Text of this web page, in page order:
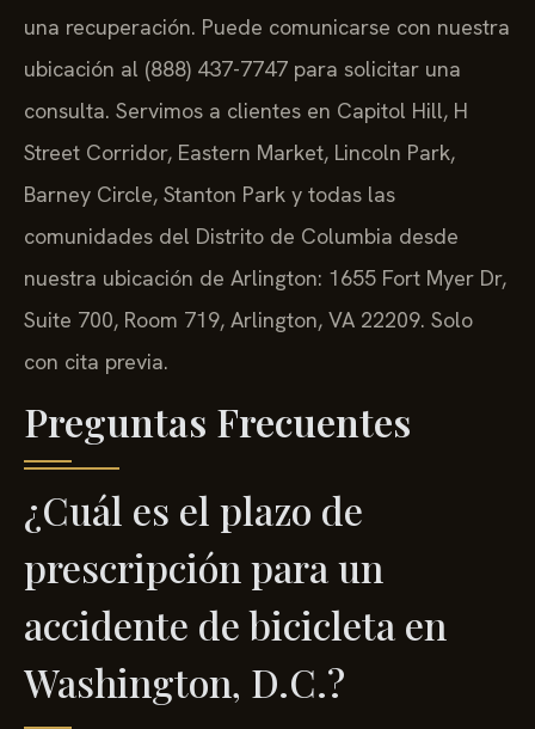
una recuperación. Puede comunicarse con nuestra
ubicación al (888) 437-7747 para solicitar una
consulta. Servimos a clientes en Capitol Hill, H
Street Corridor, Eastern Market, Lincoln Park,
Barney Circle, Stanton Park y todas las
comunidades del Distrito de Columbia desde
nuestra ubicación de Arlington: 1655 Fort Myer Dr,
Suite 700, Room 719, Arlington, VA 22209. Solo
con cita previa.
Preguntas Frecuentes
¿Cuál es el plazo de
prescripción para un
accidente de bicicleta en
Washington, D.C.?